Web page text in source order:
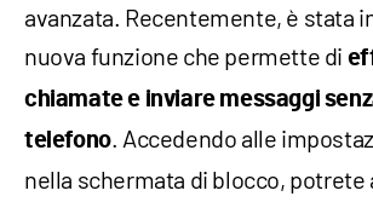
avanzata. Recentemente, è stata
nuova funzione che permette di
chiamate e inviare messaggi
telefono. Accedendo alle
nella schermata di blocco, potrete